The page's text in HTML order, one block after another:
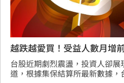
越跌越愛買！受益人數月增
列
台股近期劇烈震盪，投資人卻展
道，根據集保結算所最新數據，